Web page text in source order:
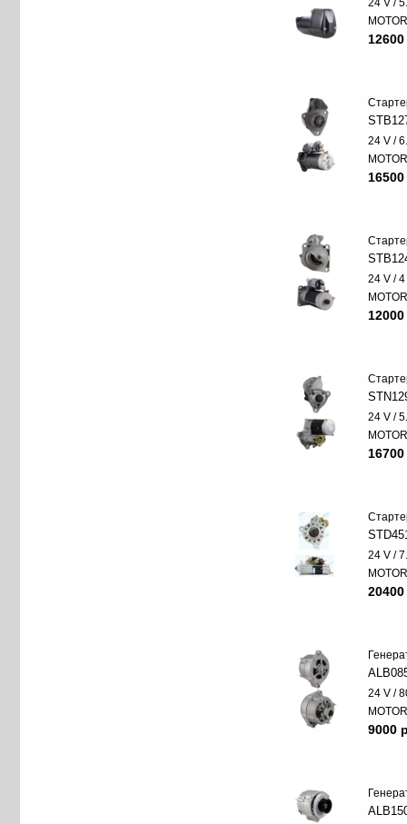
24 V /
24 V /
24 V /
24 V /
24 V /
24 V /
9000